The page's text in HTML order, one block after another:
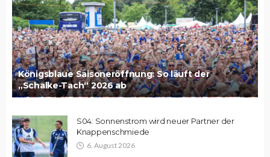
Königsblaue Saisoneröffnung: So läuft der
„Schalke-Tach“ 2026 ab
S04: Sonnenstrom wird neuer Partner der
Knappenschmiede
6. August 2026